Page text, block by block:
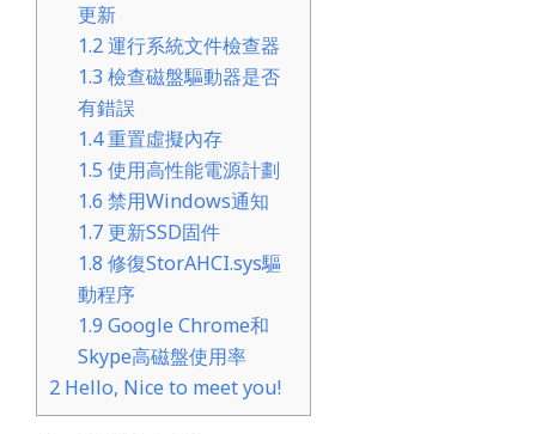
更新
1.2運行系統文件檢查器
1.3 檢查磁盤驅動器是否
有錯誤
1.4重置虛擬內存
1.5 使用高性能電源計劃
1.6 禁用Windows通知
1.7更新SSD固件
1.8 修復StorAHCI.sys驅
動程序
1.9 Google Chrome和
Skype高磁盤使用率
2 Hello, Nice to meet you!